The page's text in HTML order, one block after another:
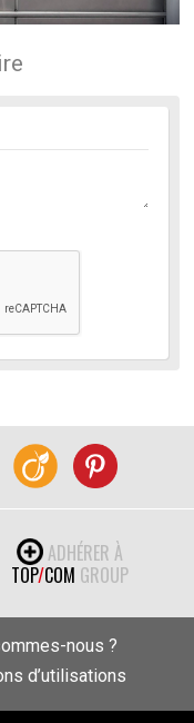
ADHÉRER À
TOP/COM GROUP
nous ?
d’utilisations